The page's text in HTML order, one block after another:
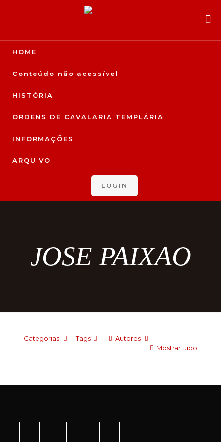
HOME
Conteúdo não acessível
HISTÓRIA
ORDENS DE CAVALARIA TEMPLÁRIA
INFORMAÇÕES
ARQUIVO
LOGIN
JOSE PAIXAO
Categorias Tags
Autores
Mostrar tudo